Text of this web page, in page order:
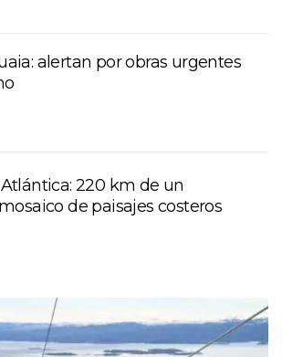
alertan por obras urgentes
220 km de un
de paisajes costeros